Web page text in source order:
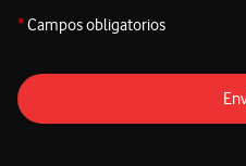
*Campos obligatorios